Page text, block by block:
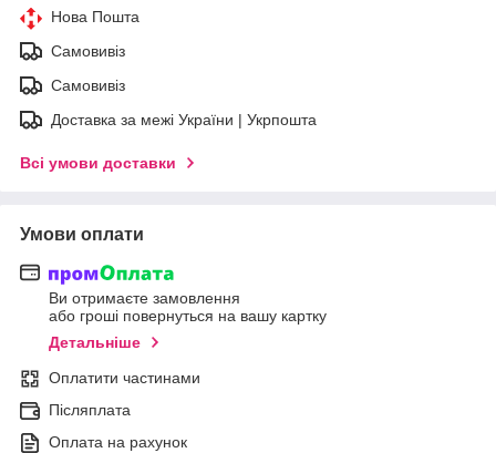
Нова Пошта
Самовивіз
Самовивіз
Доставка за межі України | Укрпошта
Всі умови доставки
Умови оплати
Ви отримаєте замовлення
або гроші повернуться на вашу картку
Детальніше
Оплатити частинами
Післяплата
Оплата на рахунок